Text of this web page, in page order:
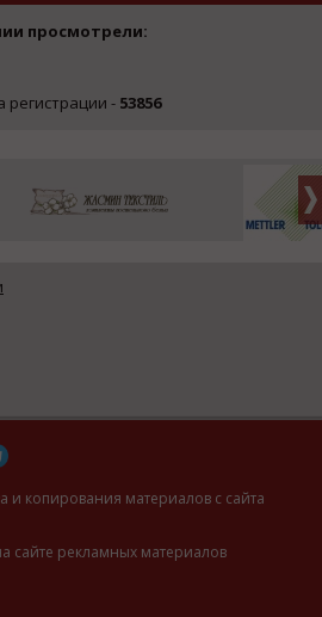
просмотрели:
регистрации - 53856
и копирования материалов с сайта
сайте рекламных материалов